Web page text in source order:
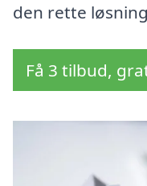
den rette
Få 3 tilbud,